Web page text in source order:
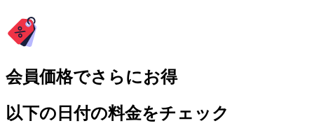
会員価格でさらにお得
以下の日付の料金をチェック